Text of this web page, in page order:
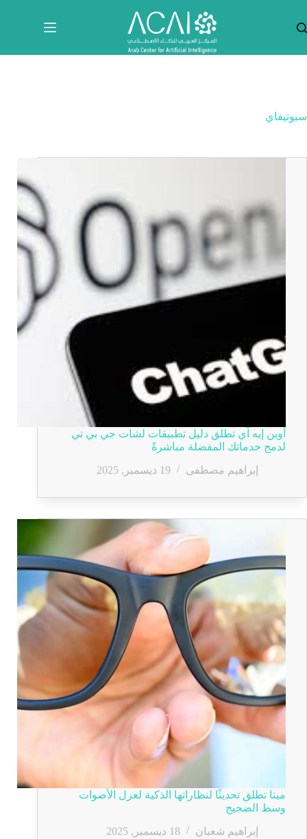
المحتوى
سبوتيفاي
أوبن إيه آي تطلق دليل تطبيقات لشات جي بي تي
لدمج خدماتك المفضلة مباشرةً
إبراهيم مصطفى
19 ديسمبر, 2025
ميتا تطلق تحديثًا لنظاراتها الذكية لعزل الأصوات
وسط الضجيج
إبراهيم شعبان
18 ديسمبر, 2025